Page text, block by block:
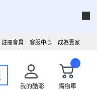
成為賣家
客服中心
註冊會員
我的酷澎
購物車